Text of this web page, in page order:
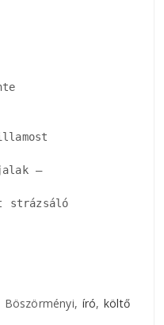
–
strázsáló
Böszörményi, író, költő